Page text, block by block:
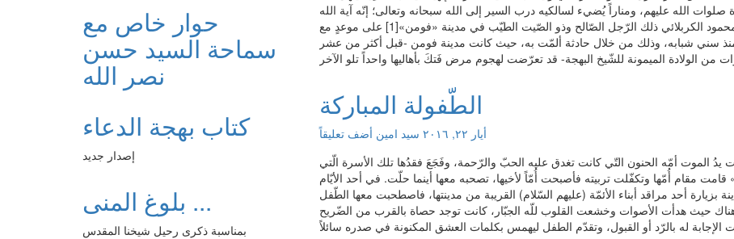
الله عليهم، ومناراً يُضيء لسالكيه درب السير إلى الله سبحانه وتعالى؛ إنّه آية الله
الحاج الشّيخ محمّد تقي البهجة (البالغ مناه). لقد كان محمود الكربلائي ذلك الرّجل الصّالح وذو الصّيت الطيّب في مدينة «فومن»[1] على موعدٍ مع
منذ سني شبابه، وذلك من خلال حادثة ألمّت به، حيث كانت مدينة فومن -قبل أكثر من عشر
الطّفولة المباركة
أيار ٢٢, ٢٠١٦ سید امین أضف تعليقاً
الموت أمّه الحنون التّي كانت تغدق عليه الحبّ والرّحمة، وفَجَعَ فقدُها تلك الأسرة الّتي
قامت مقام أُمّها وتكفّلت تربيته فأصبحت أُمّاً لأخيها، تصحبه معها أينما حلّت. في أحد الأيّام
أحد مراقد أبناء الأئمّة (عليهم السّلام) القريبة من مدينتها، فاصطحبت معها الطّفل
حيث هدأت الأصوات وخشعت القلوب للّه الجبّار، كانت توجد حصاة بالقرب من الضّريح
حوار خاص مع
سماحة السيد حسن
نصر الله
كتاب بهجة الدعاء
إصدار جديد
بلوغ المنى ...
بمناسبة ذكرى رحيل شيخنا المقدس